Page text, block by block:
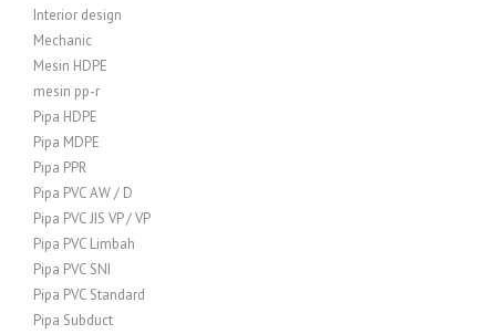
Interior design
Mechanic
Mesin HDPE
mesin pp-r
Pipa HDPE
Pipa MDPE
Pipa PPR
Pipa PVC AW / D
Pipa PVC JIS VP / VP
Pipa PVC Limbah
Pipa PVC SNI
Pipa PVC Standard
Pipa Subduct